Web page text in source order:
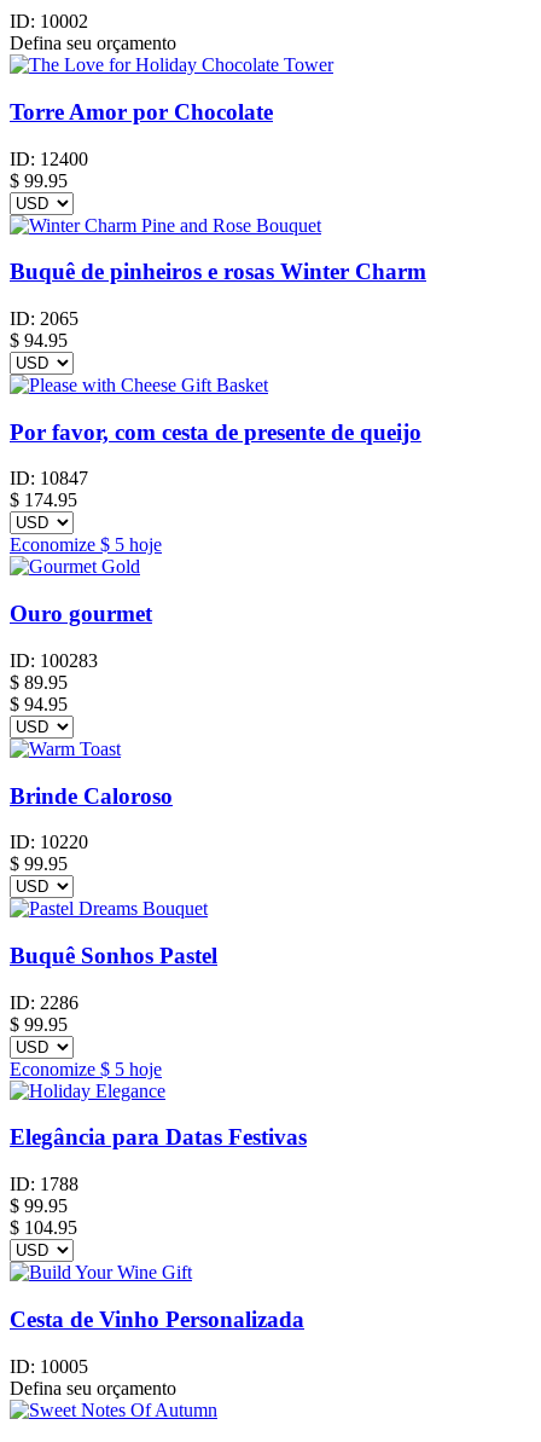
ID: 10002
Defina seu orçamento
Torre Amor por Chocolate
ID: 12400
$ 99.95
Buquê de pinheiros e rosas Winter Charm
ID: 2065
$ 94.95
Por favor, com cesta de presente de queijo
ID: 10847
$ 174.95
Economize $ 5 hoje
Ouro gourmet
ID: 100283
$ 89.95
$ 94.95
Brinde Caloroso
ID: 10220
$ 99.95
Buquê Sonhos Pastel
ID: 2286
$ 99.95
Economize $ 5 hoje
Elegância para Datas Festivas
ID: 1788
$ 99.95
$ 104.95
Cesta de Vinho Personalizada
ID: 10005
Defina seu orçamento